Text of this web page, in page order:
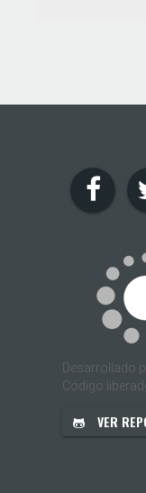
Desarrollado
Código
VER